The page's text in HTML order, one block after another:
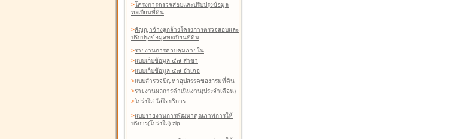
>โครงการตรวจสอบและปรับปรุงข้อมูล
ทะเบียนที่ดิน
>สัญญาจ้างลูกจ้างโครงการตรวจสอบและ
ปรับปรุงข้อมูลทะเบียนที่ดิน
>รายงานการควบคุมภายใน
>แบบเก็บข้อมูล ๕๗ สาขา
>แบบเก็บข้อมูล ๕๗ อำเภอ
>แบบสำรวจปัญหาอุปสรรคของกรมที่ดิน
>รายงานผลการดำเนินงาน(ประจำเดือน)
>โปร่งใส ใส่ใจบริการ
>แบบรายงานการพัฒนาคุณภาพการให้
บริการ(โปร่งใส).zip